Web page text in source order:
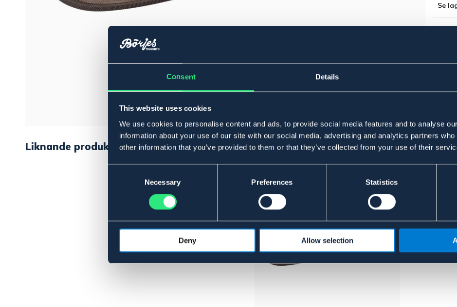
Consent Details
This website uses cookies
We use cookies to personalise content and ads, to provide social media features and to analyse
information about your use of our site with our social media, advertising and analytics partners
other information that you’ve provided to them or that they’ve collected from your use of their
Necessary Preferences Statistics
Deny Allow selection
Se
Liknande produkter